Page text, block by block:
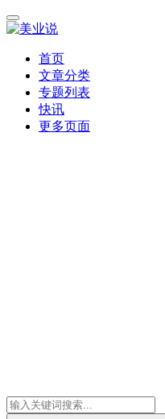
首页
文章分类
专题列表
快讯
更多页面